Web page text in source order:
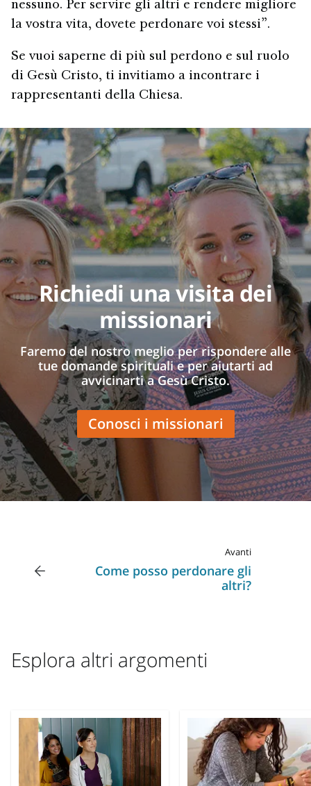
nessuno. Per servire gli altri e rendere migliore
la vostra vita, dovete perdonare voi stessi”.
Se vuoi saperne di più sul perdono e sul ruolo
di Gesù Cristo, ti invitiamo a incontrare i
rappresentanti della Chiesa.
Richiedi una visita dei
missionari
Faremo del nostro meglio per rispondere alle
tue domande spirituali e per aiutarti ad
avvicinarti a Gesù Cristo.
Conosci i missionari
Avanti
Come posso perdonare gli
altri?
Esplora altri argomenti